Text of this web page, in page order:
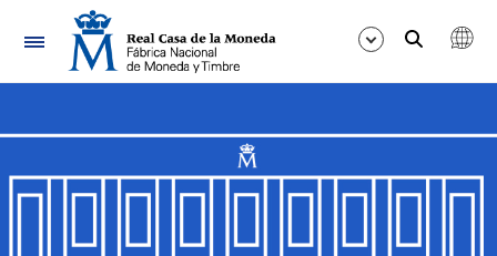
Navigation
Show/Hide